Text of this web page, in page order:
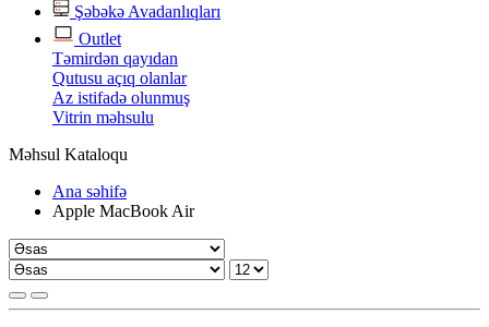
Şəbəkə Avadanlıqları
Outlet
Təmirdən qayıdan
Qutusu açıq olanlar
Az istifadə olunmuş
Vitrin məhsulu
Məhsul Kataloqu
Ana səhifə
Apple MacBook Air